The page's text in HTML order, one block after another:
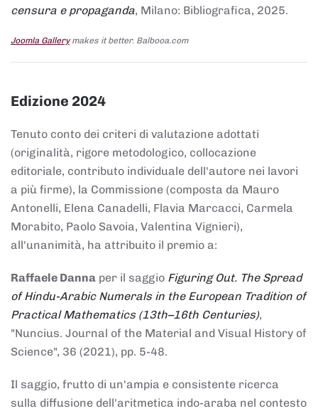
censura e propaganda, Milano: Bibliografica, 2025.
Joomla Gallerymakes it better. Balbooa.com
Edizione 2024
Tenuto conto dei criteri di valutazione adottati
(originalità, rigore metodologico, collocazione
editoriale, contributo individuale dell'autore nei lavori
a più firme), la Commissione (composta da Mauro
Antonelli, Elena Canadelli, Flavia Marcacci, Carmela
Morabito, Paolo Savoia, Valentina Vignieri),
all'unanimità, ha attribuito il premio a:
Raffaele Danna per il saggio Figuring Out. The Spread
of Hindu-Arabic Numerals in the European Tradition of
Practical Mathematics (13th–16th Centuries),
"Nuncius. Journal of the Material and Visual History of
Science", 36 (2021), pp. 5-48.
Il saggio, frutto di un'ampia e consistente ricerca
sulla diffusione dell'aritmetica indo-araba nel contesto